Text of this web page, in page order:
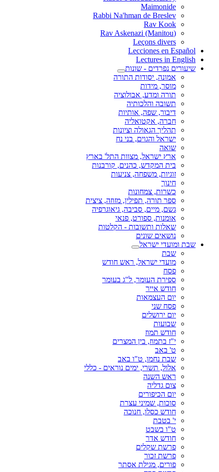
Maimonide
Rabbi Na'hman de Breslev
Rav Kook
(Rav Askenazi (Manitou
Leçons divers
Lecciones en Español
Lectures in English
שיעורים נפרדים - שונות
אמונה, יסודות התורה
מוסר, מידות
תורה ומדע, אבולוציה
תשובה והלכותיה
דיבור, שפה, אותיות
חברה, אקטואליה
תהליך הגאולה וציונות
ישראל והגוים, בני נח
שואה
ארץ ישראל, מצוות התל' בארץ
בית המקדש, כהנים, קורבנות
זוגיות, משפחה, צניעות
חינוך
כשרות, צמחונות
ספר תורה, תפילין, מזוזה, ציצית
גשם, מיים, סביבה, גיאוגרפיה
אומנות, ספורט, פנאי
שאלות ותשובות - הקלטות
נושאים שונים
שבת ומועדי ישראל
שבת
מועדי ישראל, ראש חודש
פסח
ספירת העומר, ל"ג בעומר
חודש אייר
יום העצמאות
פסח שני
יום ירושלים
שבועות
חודש תמוז
י"ז בתמוז, בין המצרים
ט' באב
שבת נחמו, ט"ו באב
אלול, תשרי, ימים נוראים - כללי
ראש השנה
צום גדליה
יום הכיפורים
סוכות, שמיני עצרת
חודש כסלו, חנוכה
י' בטבת
ט"ו בשבט
חודש אדר
פרשת שקלים
פרשת זכור
פורים, מגילת אסתר